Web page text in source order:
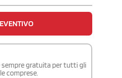
sempre gratuita per tutti gli
comprese.